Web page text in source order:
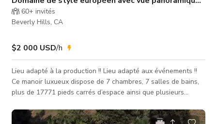
60+ invités
Beverly Hills, CA
$2 000 USD/h
Lieu adapté à la production !! Lieu adapté aux événements !!
Ce manoir luxueux dispose de 7 chambres, 7 salles de bains,
plus de 17771 pieds carrés d’espace ainsi que plusieurs
prochain événement, production, séance photo ou